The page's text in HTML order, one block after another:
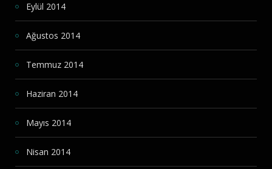
Eylül 2014
Ağustos 2014
Temmuz 2014
Haziran 2014
Mayıs 2014
Nisan 2014